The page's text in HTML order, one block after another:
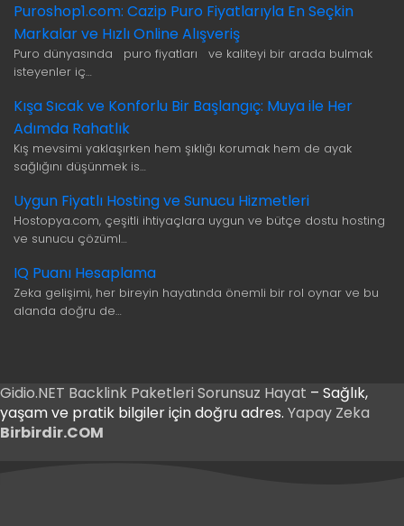
Puroshop1.com: Cazip Puro Fiyatlarıyla En Seçkin
Markalar ve Hızlı Online Alışveriş
Puro dünyasında puro fiyatları ve kaliteyi bir arada bulmak
isteyenler iç…
Kışa Sıcak ve Konforlu Bir Başlangıç: Muya ile Her
Adımda Rahatlık
Kış mevsimi yaklaşırken hem şıklığı korumak hem de ayak
sağlığını düşünmek is…
Uygun Fiyatlı Hosting ve Sunucu Hizmetleri
Hostopya.com, çeşitli ihtiyaçlara uygun ve bütçe dostu hosting
ve sunucu çözüml…
IQ Puanı Hesaplama
Zeka gelişimi, her bireyin hayatında önemli bir rol oynar ve bu
alanda doğru de…
Gidio.NET Backlink Paketleri Sorunsuz Hayat – Sağlık,
yaşam ve pratik bilgiler için doğru adres. Yapay Zeka
Birbirdir.COM